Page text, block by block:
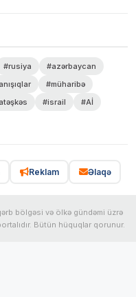
#rusiya
#azərbaycan
#müharibə
#israil
#Aİ
Reklam Əlaqə
bölgəsi və ölkə gündəmi üzrə
Bütün hüquqlar qorunur.